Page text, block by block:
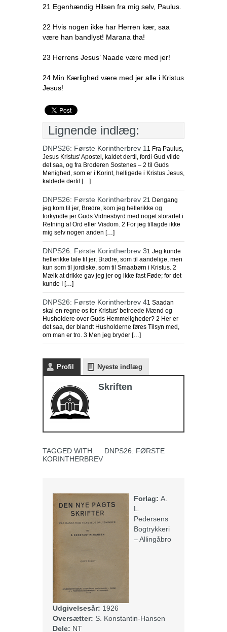
21 Egenhændig Hilsen fra mig selv, Paulus.
22 Hvis nogen ikke har Herren kær, saa
være han bandlyst! Marana tha!
23 Herrens Jesus’ Naade være med jer!
24 Min Kærlighed være med jer alle i Kristus
Jesus!
Lignende indlæg:
DNPS26: Første Korintherbrev 1 1 Fra Paulus,
Jesus Kristus' Apostel, kaldet dertil, fordi Gud vilde
det saa, og fra Broderen Sostenes – 2 til Guds
Menighed, som er i Korint, helligede i Kristus Jesus,
kaldede dertil […]
DNPS26: Første Korintherbrev 21 Dengang
jeg kom til jer, Brødre, kom jeg hellerikke og
forkyndte jer Guds Vidnesbyrd med noget storartet i
Retning af Ord eller Visdom. 2 For jeg tillagde ikke
mig selv nogen anden […]
DNPS26: Første Korintherbrev 31 Jeg kunde
hellerikke tale til jer, Brødre, som til aandelige, men
kun som til jordiske, som til Smaabørn i Kristus. 2
Mælk at drikke gav jeg jer og ikke fast Føde; for det
kunde I […]
DNPS26: Første Korintherbrev 41 Saadan
skal en regne os for Kristus' betroede Mænd og
Husholdere over Guds Hemmeligheder? 2 Her er
det saa, der blandt Husholderne føres Tilsyn med,
om man er tro. 3 Men jeg bryder […]
Profil Nyeste indlæg
Skriften
TAGGED WITH:
DNPS26: FØRSTE
KORINTHERBREV
Forlag: A.
L.
Pedersens
Bogtrykkeri
– Allingåbro
Udgivelsesår: 1926
Oversætter: S. Konstantin-Hansen
Dele: NT